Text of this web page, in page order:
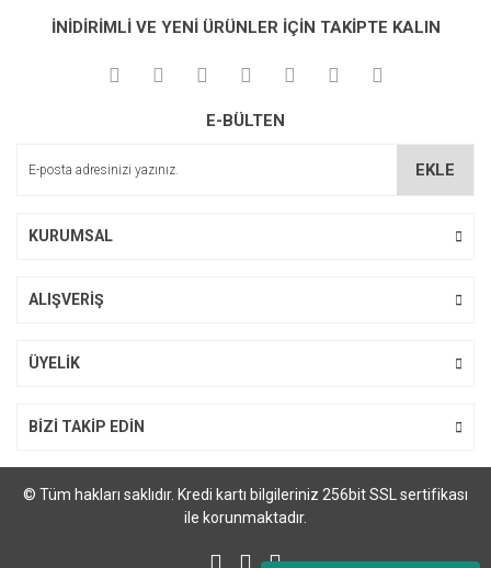
Yorum Yaz
kullanarak tarafımıza iletebilirsiniz.
Görüş ve önerileriniz için teşekkür ederiz.
Ürün açıklamasında eksik bilgiler bulunuyor.
İNİDİRİMLİ VE YENİ ÜRÜNLER İÇİN TAKİPTE KALIN
E-BÜLTEN
EKLE
KURUMSAL
ALIŞVERİŞ
ÜYELİK
BİZİ TAKİP EDİN
© Tüm hakları saklıdır. Kredi kartı bilgileriniz 256bit SSL sertifikası
ile korunmaktadır.